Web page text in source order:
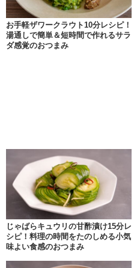
お手軽ザワークラウト10分レシピ！
湯通しで簡単＆短時間で作れるサラ
ダ感覚のおつまみ
じゃばらキュウリの甘酢漬け15分レ
シピ！料理の時間をたのしめる小気
味よい食感のおつまみ